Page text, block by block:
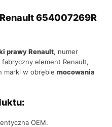
654007269R
prawy Renault, numer
element Renault,
marki w obrębie mocowania
OEM.